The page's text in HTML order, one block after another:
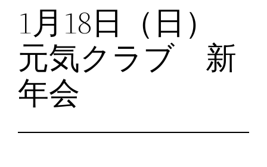
1月18日（日）
元気クラブ 新
年会